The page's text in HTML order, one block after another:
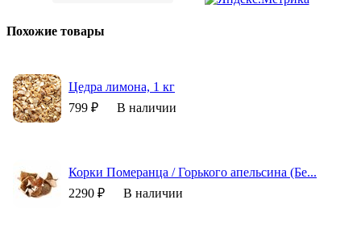
Похожие товары
Цедра лимона, 1 кг
799 ₽
В наличии
Корки Померанца / Горького апельсина (Бе...
2290 ₽
В наличии